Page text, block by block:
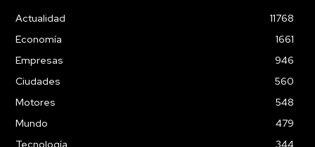
Actualidad
11768
Economía
1661
Empresas
946
Ciudades
560
Motores
548
Mundo
479
Tecnología
344